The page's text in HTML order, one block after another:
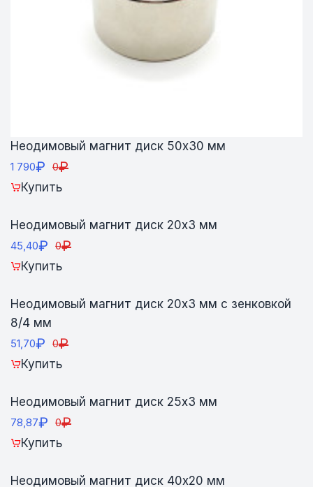
Неодимовый магнит диск 50х30 мм
1 790₽ 0₽
Купить
Неодимовый магнит диск 20х3 мм
45,40₽ 0₽
Купить
Неодимовый магнит диск 20х3 мм с зенковкой
8/4 мм
51,70₽ 0₽
Купить
Неодимовый магнит диск 25х3 мм
78,87₽ 0₽
Купить
Неодимовый магнит диск 40х20 мм